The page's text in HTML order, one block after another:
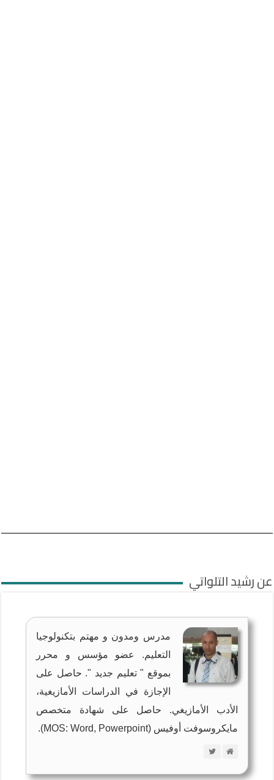
عن رشيد التلواتي
مدرس ومدون و مهتم بتكنولوجيا
التعليم. عضو مؤسس و محرر
بموقع " تعليم جديد ". حاصل على
الإجازة في الدراسات الأمازيغية،
الأدب الأمازيغي. حاصل على شهادة متخصص
مايكروسوفت أوفيس (MOS: Word, Powerpoint).